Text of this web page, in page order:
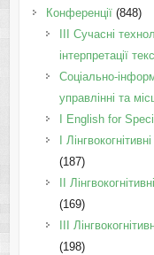
Конференції(848)
III Сучасні
інтерпретації
Соціально-
управлінні та
І English for
I
(187)
IІ
(169)
IІI
(198)